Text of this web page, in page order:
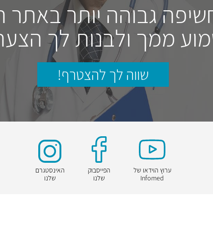
גבוהה יותר באתר
ממך ולבנות לך
שווה לך להצטרף!
ערוץ הוידאו של
Infomed
הפייסבוק
שלנו
האינסטגרם
שלנו